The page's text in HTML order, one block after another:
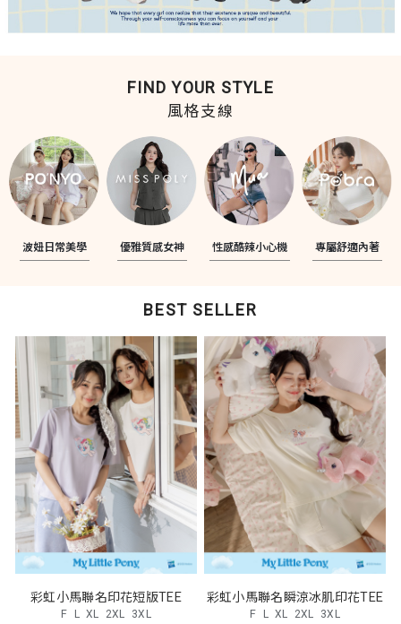
FIND YOUR STYLE
風格支線
波妞日常美學 優雅質感女神 性感酷辣小心機 專屬舒適內著
BEST SELLER
彩虹小馬聯名印花短版TEE
F L XL 2XL 3XL
彩虹小馬聯名瞬涼冰肌印花TEE
F L XL 2XL 3XL